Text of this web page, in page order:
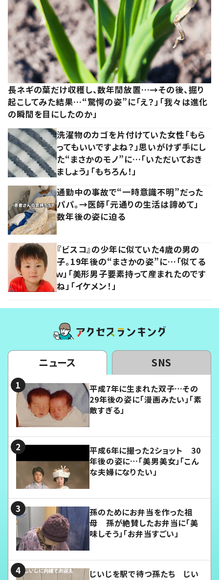
長ネギの葉だけ収穫し、数年間放置…→その後、掘り
起こしてみた結果…“驚愕の姿”に「え？」「我々は進化
の瞬間を目にしたのか」
洗濯物のカゴを片付けていた女性「もら
ってもいいですよね？」思いがけず手にし
た“まさかのモノ”に…「いただいておき
ましょう」「もちろん！」
通勤中の事故で“一時意識不明”だった
パパ。→医師「元通りの生活は諦めて」
数年後の姿に迫る
『ビスコ』の少年に似ていた4歳の男の
子。19年後の“まさかの姿”に…「似てる
ｗ」「美形男子要素持って産まれたのです
ね」「イケメン！」
ニュース SNS
平成7年に生まれた双子…その
29年後の姿に「漫画みたい」「素
敵すぎる」
平成6年に撮った2ショット 30
年後の姿に…「美男美女」「こん
な夫婦になりたい」
孫のためにお弁当を作った祖
母 孫が絶賛したお弁当に「美
味しそう」「お弁当すごい」
じいじを駅で待つ孫たち じい